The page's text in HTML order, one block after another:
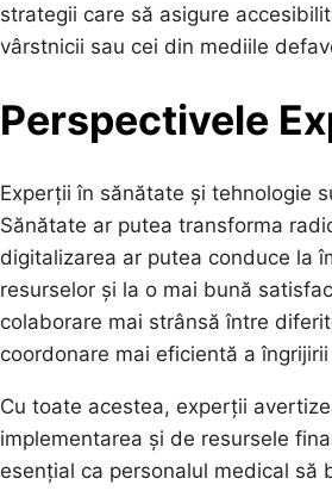
strategii care să asigure
vârstnicii sau cei din mediile
Perspectivele
Experții în sănătate și tehnologie
Sănătate ar putea transforma
digitalizarea ar putea conduce la
resurselor și la o mai bună
colaborare mai strânsă între
coordonare mai eficientă a
Cu toate acestea, experții
implementarea și de resursele
esențial ca personalul medical